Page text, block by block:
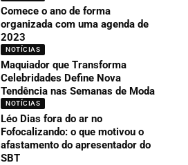
Comece o ano de forma
organizada com uma agenda de
2023
NOTÍCIAS
Maquiador que Transforma
Celebridades Define Nova
Tendência nas Semanas de Moda
NOTÍCIAS
Léo Dias fora do ar no
Fofocalizando: o que motivou o
afastamento do apresentador do
SBT